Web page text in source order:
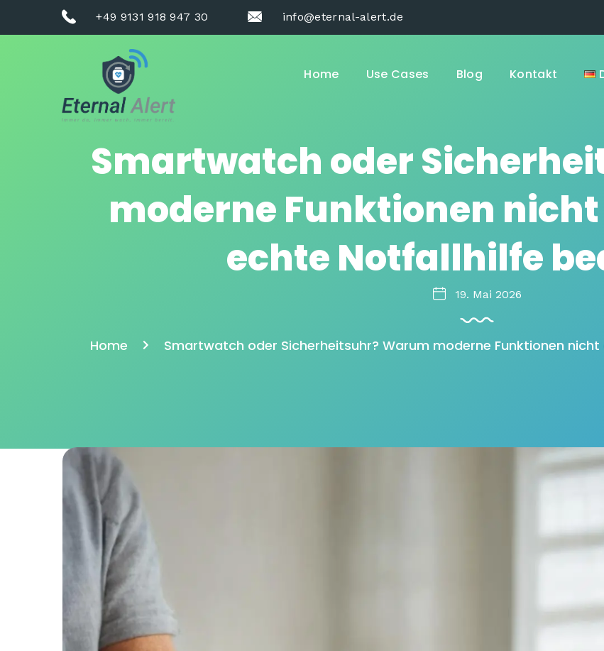
+49 9131 918 947 30 info@eternal-alert.de
Home Use Cases Blog Kontakt
Smartwatch oder
moderne Funktionen
echte Notfallhilfe
19. Mai 2026
Home Smartwatch oder Sicherheitsuhr? Warum moderne Funktionen